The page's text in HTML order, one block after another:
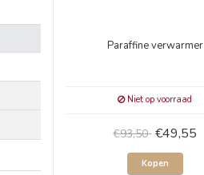
Paraffine verwarmer
Niet op voorraad
€93,50 €49,55
Kopen